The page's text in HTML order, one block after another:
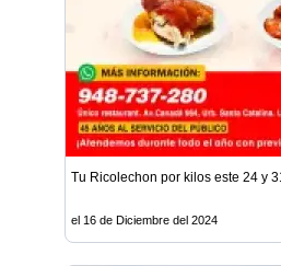
Tu Ricolechon por kilos este 24 y
el 16 de Diciembre del 2024